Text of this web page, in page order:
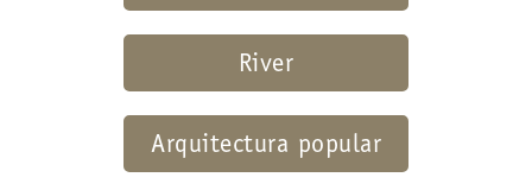
River
Arquitectura popular